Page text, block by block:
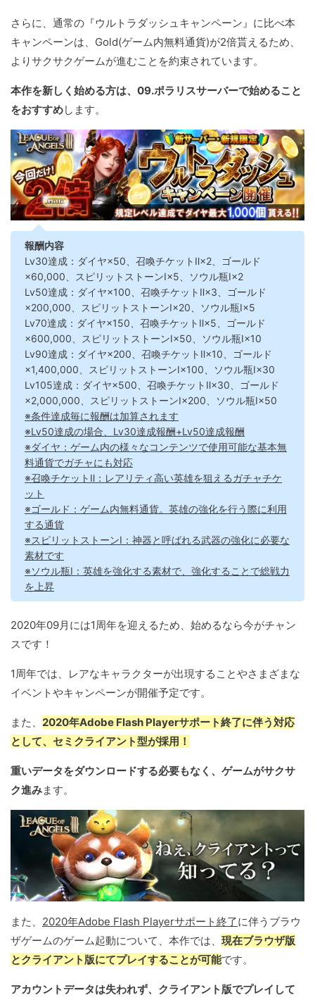
さらに、通常の『ウルトラダッシュキャンペーン』に比べ本
キャンペーンは、Gold(ゲーム内無料通貨)が2倍貰えるため、
よりサクサクゲームが進むことを約束されています。
本作を新しく始める方は、09.ポラリスサーバーで始めること
をおすすめします。
報酬内容
Lv30達成：ダイヤ×50、召喚チケットⅡ×2、ゴールド
×60,000、スピリットストーンⅠ×5、ソウル瓶Ⅰ×2
Lv50達成：ダイヤ×100、召喚チケットⅡ×3、ゴールド
×200,000、スピリットストーンⅠ×20、ソウル瓶Ⅰ×5
Lv70達成：ダイヤ×150、召喚チケットⅡ×5、ゴールド
×600,000、スピリットストーンⅠ×50、ソウル瓶Ⅰ×10
Lv90達成：ダイヤ×200、召喚チケットⅡ×10、ゴールド
×1,400,000、スピリットストーンⅠ×100、ソウル瓶Ⅰ×30
Lv105達成：ダイヤ×500、召喚チケットⅡ×30、ゴールド
×2,000,000、スピリットストーンⅠ×200、ソウル瓶Ⅰ×50
※条件達成毎に報酬は加算されます
※Lv50達成の場合、Lv30達成報酬+Lv50達成報酬
※ダイヤ：ゲーム内の様々なコンテンツで使用可能な基本無
料通貨でガチャにも対応
※召喚チケットⅡ：レアリティ高い英雄を狙えるガチャチケ
ット
※ゴールド：ゲーム内無料通貨。英雄の強化を行う際に利用
する通貨
※スピリットストーンⅠ：神器と呼ばれる武器の強化に必要な
素材です
※ソウル瓶Ⅰ：英雄を強化する素材で、強化することで総戦力
を上昇
2020年09月には1周年を迎えるため、始めるなら今がチャン
スです！
1周年では、レアなキャラクターが出現することやさまざまな
イベントやキャンペーンが開催予定です。
また、 2020年Adobe Flash Playerサポート終了に伴う対応
として、セミクライアント型が採用！
重いデータをダウンロードする必要もなく、ゲームがサクサ
ク進みます。
また、 2020年Adobe Flash Playerサポート終了に伴うブラウ
ザゲームのゲーム起動について、本作では、 現在ブラウザ版
とクライアント版にてプレイすることが可能です。
アカウントデータは失われず、クライアント版でプレイして